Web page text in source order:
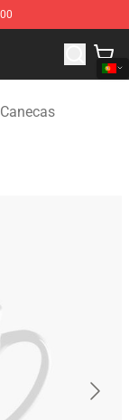
Merchandise